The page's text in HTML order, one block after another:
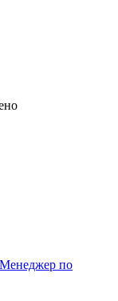
Менеджер по